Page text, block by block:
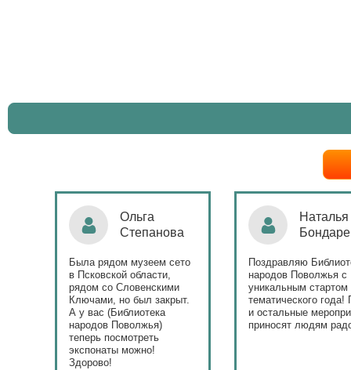
Ольга
Степанова
Была рядом музеем сето
в Псковской области,
рядом со Словенскими
Ключами, но был закрыт.
А у вас (Библиотека
народов Поволжья)
теперь посмотреть
экспонаты можно!
Здорово!
Наталья
Поздравляю
народов Поволжья с
уникальным стартом
тематического года!
и остальные
приносят людям